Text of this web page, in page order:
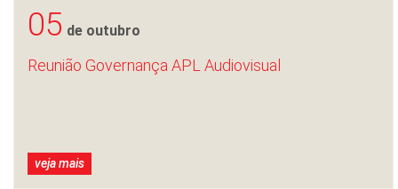
05 de outubro
Reunião Governança APL Audiovisual
veja mais